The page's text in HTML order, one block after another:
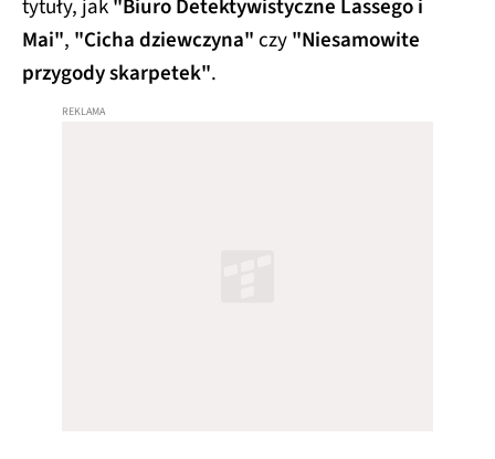
tytuły, jak"Biuro Detektywistyczne Lassego i
Mai", "Cicha dziewczyna"czy"Niesamowite
przygody skarpetek".